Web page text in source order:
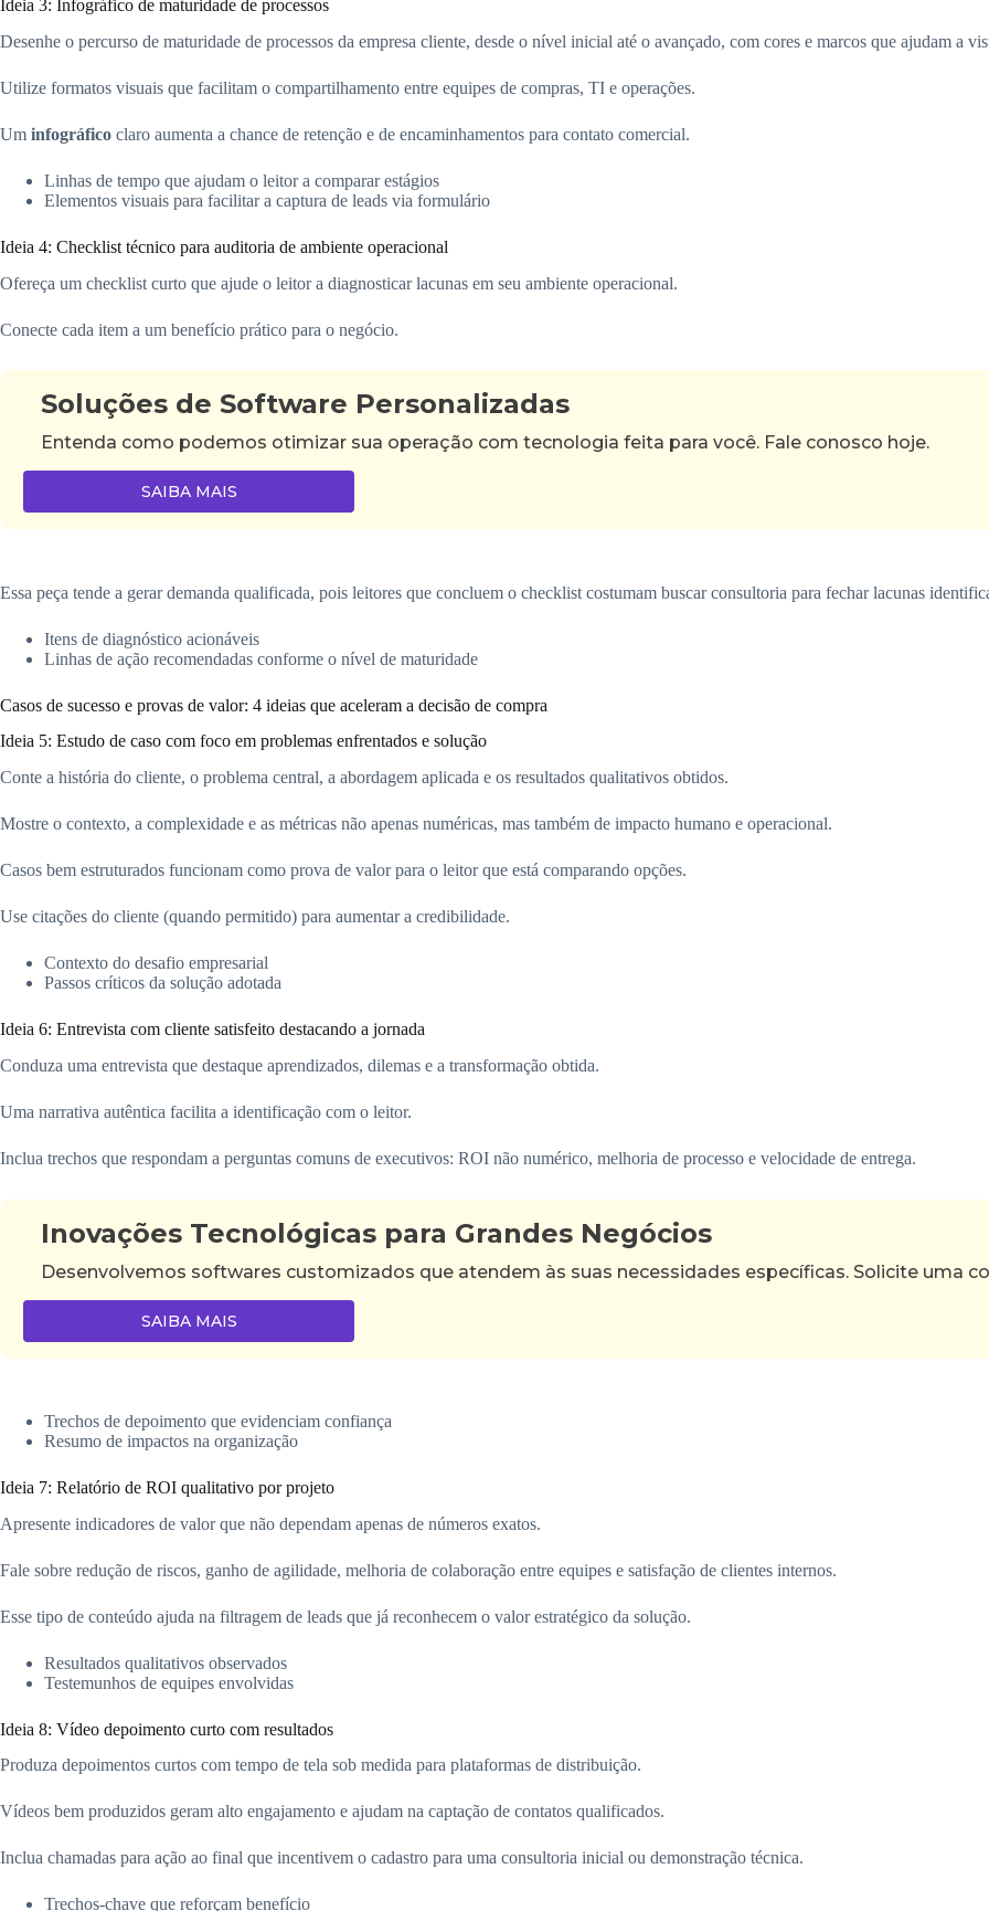
Ideia 3: Infográfico de maturidade de processos
Desenhe o percurso de maturidade de processos da empresa cliente, desde o nível inicial até o avançado, com cores e marcos que ajudam a
Utilize formatos visuais que facilitam o compartilhamento entre equipes de compras, TI e operações.
Um infográfico claro aumenta a chance de retenção e de encaminhamentos para contato comercial.
Linhas de tempo que ajudam o leitor a comparar estágios
Elementos visuais para facilitar a captura de leads via formulário
Ideia 4: Checklist técnico para auditoria de ambiente operacional
Ofereça um checklist curto que ajude o leitor a diagnosticar lacunas em seu ambiente operacional.
Conecte cada item a um benefício prático para o negócio.
Soluções de Software Personalizadas
Entenda como podemos otimizar sua operação com tecnologia feita para você. Fale conosco hoje.
SAIBA MAIS
Essa peça tende a gerar demanda qualificada, pois leitores que concluem o checklist costumam buscar consultoria para fechar lacunas
Itens de diagnóstico acionáveis
Linhas de ação recomendadas conforme o nível de maturidade
Casos de sucesso e provas de valor: 4 ideias que aceleram a decisão de compra
Ideia 5: Estudo de caso com foco em problemas enfrentados e solução
Conte a história do cliente, o problema central, a abordagem aplicada e os resultados qualitativos obtidos.
Mostre o contexto, a complexidade e as métricas não apenas numéricas, mas também de impacto humano e operacional.
Casos bem estruturados funcionam como prova de valor para o leitor que está comparando opções.
Use citações do cliente (quando permitido) para aumentar a credibilidade.
Contexto do desafio empresarial
Passos críticos da solução adotada
Ideia 6: Entrevista com cliente satisfeito destacando a jornada
Conduza uma entrevista que destaque aprendizados, dilemas e a transformação obtida.
Uma narrativa autêntica facilita a identificação com o leitor.
Inclua trechos que respondam a perguntas comuns de executivos: ROI não numérico, melhoria de processo e velocidade de entrega.
Inovações Tecnológicas para Grandes Negócios
Desenvolvemos softwares customizados que atendem às suas necessidades específicas. Solicite uma
SAIBA MAIS
Trechos de depoimento que evidenciam confiança
Resumo de impactos na organização
Ideia 7: Relatório de ROI qualitativo por projeto
Apresente indicadores de valor que não dependam apenas de números exatos.
Fale sobre redução de riscos, ganho de agilidade, melhoria de colaboração entre equipes e satisfação de clientes internos.
Esse tipo de conteúdo ajuda na filtragem de leads que já reconhecem o valor estratégico da solução.
Resultados qualitativos observados
Testemunhos de equipes envolvidas
Ideia 8: Vídeo depoimento curto com resultados
Produza depoimentos curtos com tempo de tela sob medida para plataformas de distribuição.
Vídeos bem produzidos geram alto engajamento e ajudam na captação de contatos qualificados.
Inclua chamadas para ação ao final que incentivem o cadastro para uma consultoria inicial ou demonstração técnica.
Trechos-chave que reforçam benefício